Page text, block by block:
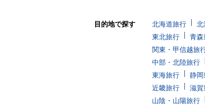
目的地で探す 北海道旅行
北
東北旅行
青森
関東・甲信越旅
中部・北陸旅行
東海旅行
静岡
近畿旅行
滋賀
山陰・山陽旅行